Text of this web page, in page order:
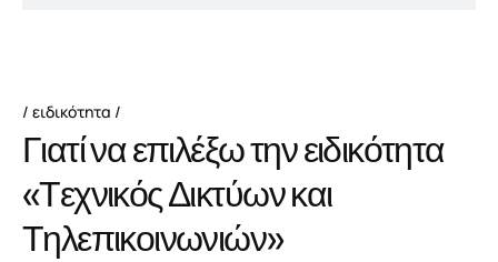
ειδικότητα
Γιατίναεπιλέξωτηνειδικότητα
«ΤεχνικόςΔικτύωνκαι
Τηλεπικοινωνιών»